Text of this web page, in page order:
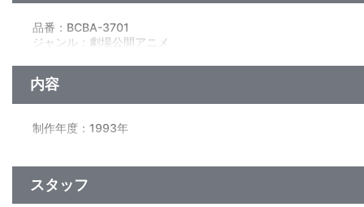
品番：BCBA-3701
ジャンル：劇場公開アニメ
※音声はﾏﾙﾁｵｰﾃﾞｨｵ仕様：劇場公開版（ﾄﾞﾙﾋﾞｰｻﾗｳﾝﾄﾞ）とｻｳﾝﾄﾞﾘ
内容
制作年度：1993年
東京に〈戦争〉を再現した恐るべきﾃﾛﾘｽﾄを追って、第2小隊最後
スタッフ